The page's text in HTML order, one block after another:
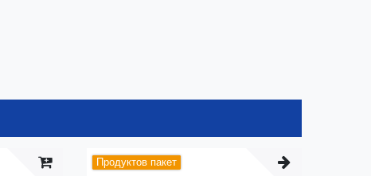
Продуктов пакет